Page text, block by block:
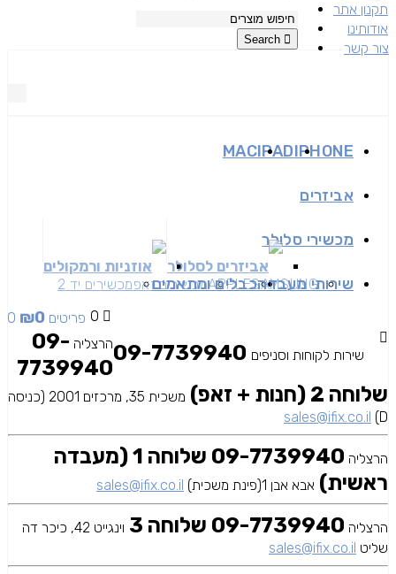
תקנון אתר
אודותינו
צור קשר
IPHONE
IPAD
MAC
אביזרים
אביזרים לסלולר אוזניות ורמקולים
מכשירי סלולר
SAMSUNG
APPLEמכשירים זאפמכשירים יד 2 שירותי מעבדהכבלים ומתאמים
0 0 פריטים ₪0
Search
שירות לקוחות וסניפים
הרצליה 09-
7739940
שלוחה 2 (חנות + זאפ)
משכית 35, מרכזים 2001 (כניסה
D)
sales@ifix.co.il
הרצליה
09-7739940 שלוחה 1 (מעבדה
ראשית) אבא אבן 1(פינת משכית) sales@ifix.co.il
הרצליה 09-7739940 שלוחה 3
וינגייט 42, כיכר דה
שליט sales@ifix.co.il